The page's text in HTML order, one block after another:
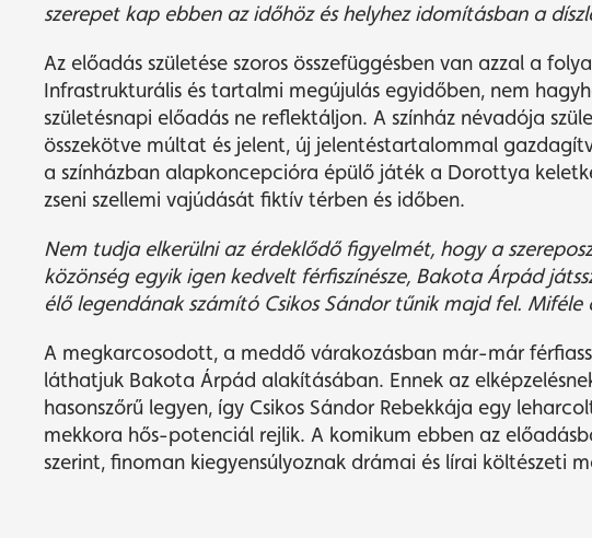
szerepet kap ebben az időhöz és helyhez idomításban a
Az előadás születése szoros összefüggésben van azzal a
Infrastrukturális és tartalmi megújulás egyidőben, nem
születésnapi előadás ne reflektáljon. A színház névadója
összekötve múltat és jelent, új jelentéstartalommal
a színházban alapkoncepcióra épülő játék a Dorottya
zseni szellemi vajúdását fiktív térben és időben.
Nem tudja elkerülni az érdeklődő figyelmét, hogy a
közönség egyik igen kedvelt férfiszínésze, Bakota Árpád
élőlegendának számító Csikos Sándor tűnik majd fel. Miféle
A megkarcosodott, a meddő várakozásban már-már
láthatjuk Bakota Árpád alakításában. Ennek az
hasonszőrű legyen, így Csikos Sándor Rebekkája egy
mekkora hős-potenciál rejlik. A komikum ebben az
szerint, finoman kiegyensúlyoznak drámai és lírai költészeti